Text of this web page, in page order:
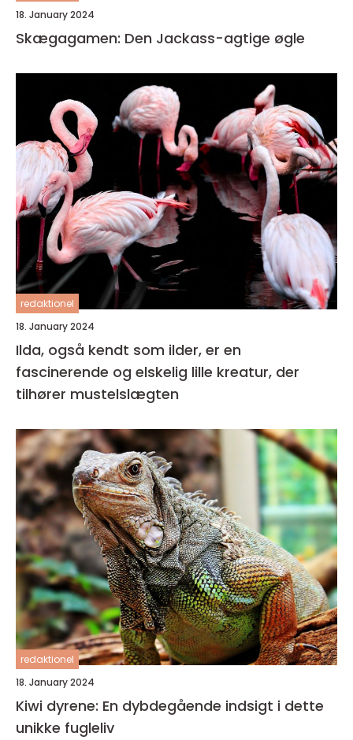
18. January 2024
Skægagamen: Den Jackass-agtige øgle
redaktionel
18. January 2024
Ilda, også kendt som ilder, er en
fascinerende og elskelig lille kreatur, der
tilhører mustelslægten
redaktionel
18. January 2024
Kiwi dyrene: En dybdegående indsigt i dette
unikke fugleliv